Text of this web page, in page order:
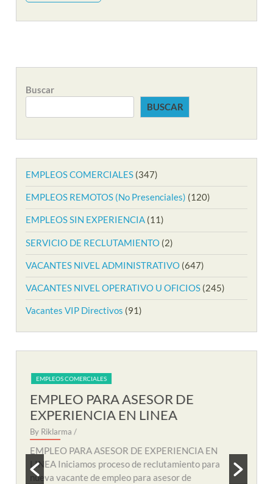
Buscar
BUSCAR
EMPLEOS COMERCIALES (347)
EMPLEOS REMOTOS (No Presenciales) (120)
EMPLEOS SIN EXPERIENCIA (11)
SERVICIO DE RECLUTAMIENTO (2)
VACANTES NIVEL ADMINISTRATIVO (647)
VACANTES NIVEL OPERATIVO U OFICIOS (245)
Vacantes VIP Directivos (91)
EMPLEOS COMERCIALES
EMPLEO PARA AUXILIAR DE
SOPORTE REMOTO
By Riklarma/
EMPLEO PARA AUXILIAR DE SOPORTE
REMOTO Iniciamos nuevo proceso de consecución
y búsqueda de personal para suplir vacante de